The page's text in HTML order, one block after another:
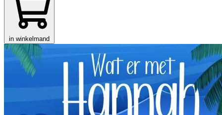
in winkelmand